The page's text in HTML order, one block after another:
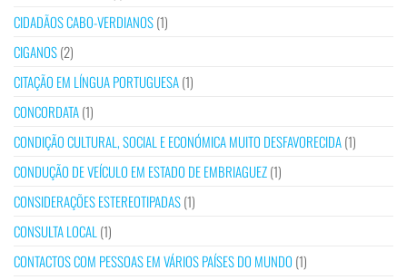
CIDADÃOS CABO-VERDIANOS(1)
CIGANOS(2)
CITAÇÃO EM LÍNGUA PORTUGUESA(1)
CONCORDATA(1)
CONDIÇÃO CULTURAL, SOCIAL E ECONÓMICA MUITO DESFAVORECIDA(1)
CONDUÇÃO DE VEÍCULO EM ESTADO DE EMBRIAGUEZ(1)
CONSIDERAÇÕES ESTEREOTIPADAS(1)
CONSULTA LOCAL(1)
CONTACTOS COM PESSOAS EM VÁRIOS PAÍSES DO MUNDO (1)